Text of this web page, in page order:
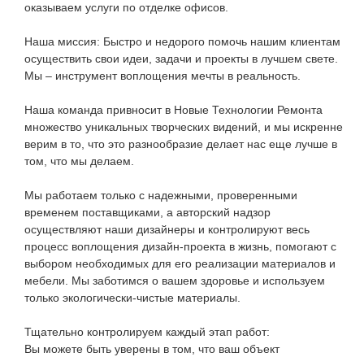
оказываем услуги по отделке офисов.
Наша миссия: Быстро и недорого помочь нашим клиентам
осуществить свои идеи, задачи и проекты в лучшем свете.
Мы – инструмент воплощения мечты в реальность.
Наша команда привносит в Новые Технологии Ремонта
множество уникальных творческих видений, и мы искренне
верим в то, что это разнообразие делает нас еще лучше в
том, что мы делаем.
Мы работаем только с надежными, проверенными
временем поставщиками, а авторский надзор
осуществляют наши дизайнеры и контролируют весь
процесс воплощения дизайн-проекта в жизнь, помогают с
выбором необходимых для его реализации материалов и
мебели. Мы заботимся о вашем здоровье и используем
только экологически-чистые материалы.
Тщательно контролируем каждый этап работ:
Вы можете быть уверены в том, что ваш объект